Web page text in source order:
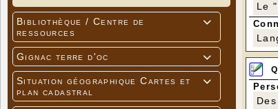

Bibliothèque / Centre de
ressources

Gignac terre d'oc

Situation géographique Cartes et
plan cadastral
Le